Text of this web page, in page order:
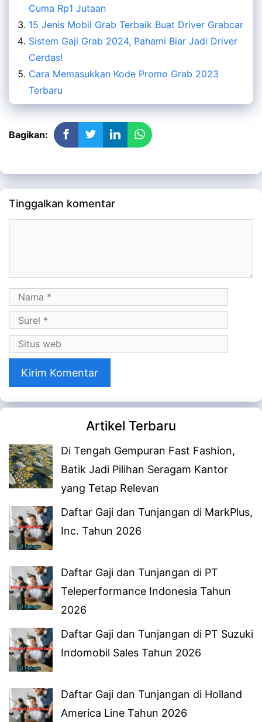
Cuma Rp1 Jutaan
15 Jenis Mobil Grab Terbaik Buat Driver Grabcar
Sistem Gaji Grab 2024, Pahami Biar Jadi Driver
Cerdas!
Cara Memasukkan Kode Promo Grab 2023
Terbaru
Bagikan:
Tinggalkan komentar
Nama
Surel
Situs
web
Artikel Terbaru
Di Tengah Gempuran Fast Fashion,
Batik Jadi Pilihan Seragam Kantor
yang Tetap Relevan
Daftar Gaji dan Tunjangan di MarkPlus,
Inc. Tahun 2026
Daftar Gaji dan Tunjangan di PT
Teleperformance Indonesia Tahun
2026
Daftar Gaji dan Tunjangan di PT Suzuki
Indomobil Sales Tahun 2026
Daftar Gaji dan Tunjangan di Holland
America Line Tahun 2026